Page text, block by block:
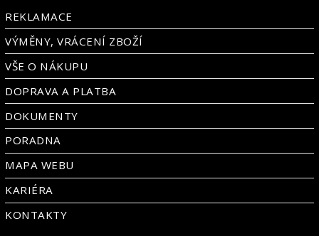
REKLAMACE
VÝMĚNY, VRÁCENÍ ZBOŽÍ
VŠE O NÁKUPU
DOPRAVA A PLATBA
DOKUMENTY
PORADNA
MAPA WEBU
KARIÉRA
KONTAKTY